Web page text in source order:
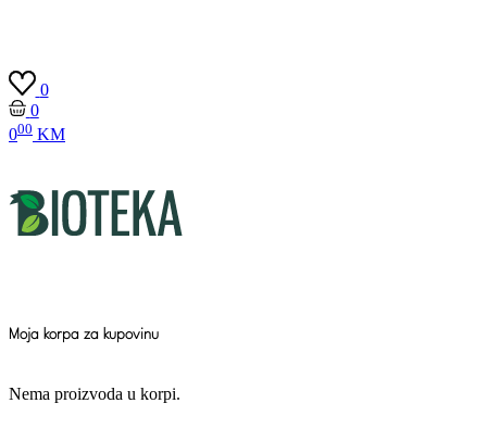
0
0
000 KM
Moja korpa za kupovinu
Nema proizvoda u korpi.